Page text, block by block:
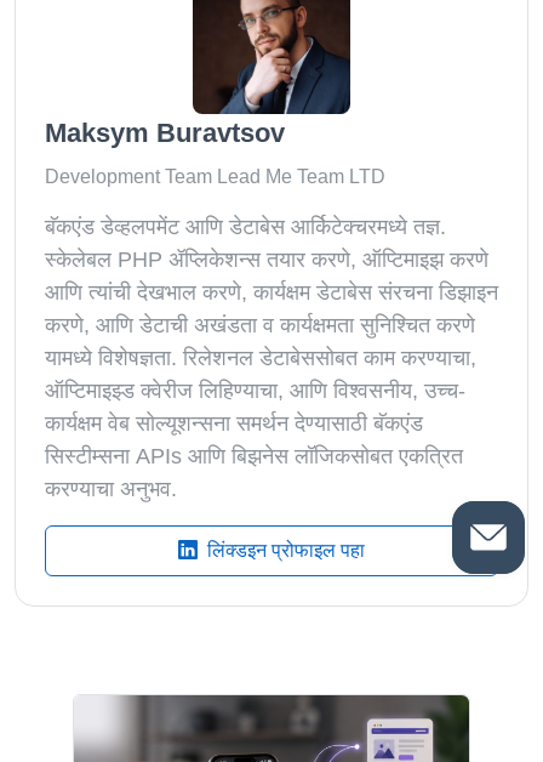
Maksym Buravtsov
Development Team Lead Me Team LTD
बॅकएंड डेव्हलपमेंट आणि डेटाबेस आर्किटेक्चरमध्ये तज्ञ.
स्केलेबल PHP ॲप्लिकेशन्स तयार करणे, ऑप्टिमाइझ करणे
आणि त्यांची देखभाल करणे, कार्यक्षम डेटाबेस संरचना डिझाइन
करणे, आणि डेटाची अखंडता व कार्यक्षमता सुनिश्चित करणे
यामध्ये विशेषज्ञता. रिलेशनल डेटाबेससोबत काम करण्याचा,
ऑप्टिमाइझ्ड क्वेरीज लिहिण्याचा, आणि विश्वसनीय, उच्च-
कार्यक्षम वेब सोल्यूशन्सना समर्थन देण्यासाठी बॅकएंड
सिस्टीम्सना APIs आणि बिझनेस लॉजिकसोबत एकत्रित
करण्याचा अनुभव.
लिंक्डइन प्रोफाइल पहा